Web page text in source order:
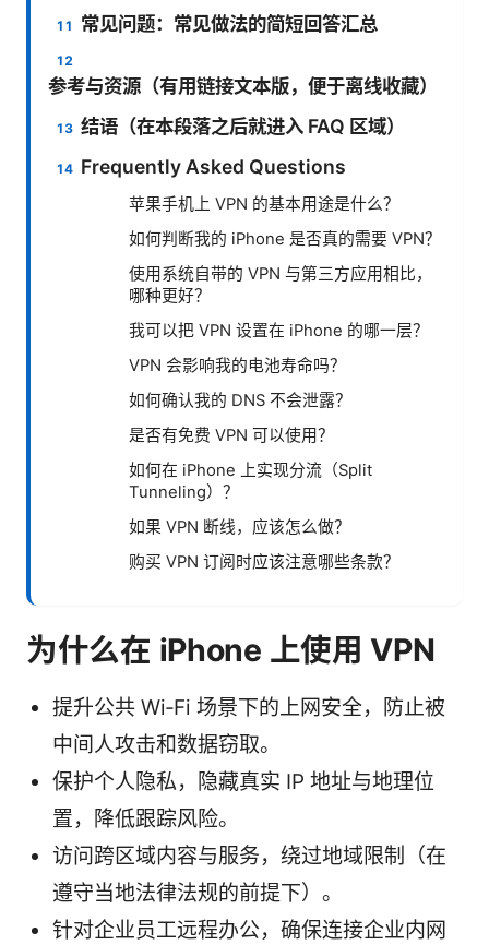
常见问题：常见做法的简短回答汇总
参考与资源（有用链接文本版，便于离线收藏）
结语（在本段落之后就进入 FAQ 区域）
Frequently Asked Questions
苹果手机上 VPN 的基本用途是什么？
如何判断我的 iPhone 是否真的需要 VPN？
使用系统自带的 VPN 与第三方应用相比，
哪种更好？
我可以把 VPN 设置在 iPhone 的哪一层？
VPN 会影响我的电池寿命吗？
如何确认我的 DNS 不会泄露？
是否有免费 VPN 可以使用？
如何在 iPhone 上实现分流（Split
Tunneling）？
如果 VPN 断线，应该怎么做？
购买 VPN 订阅时应该注意哪些条款？
为什么在 iPhone 上使用 VPN
提升公共 Wi‑Fi 场景下的上网安全，防止被
中间人攻击和数据窃取。
保护个人隐私，隐藏真实 IP 地址与地理位
置，降低跟踪风险。
访问跨区域内容与服务，绕过地域限制（在
遵守当地法律法规的前提下）。
针对企业员工远程办公，确保连接企业内网